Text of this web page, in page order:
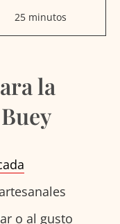
25 minutos
la
o al gusto